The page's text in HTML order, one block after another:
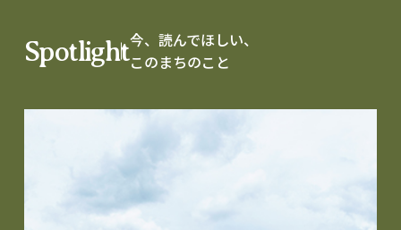
Spotlight今、読んでほしい、
このまちのこと